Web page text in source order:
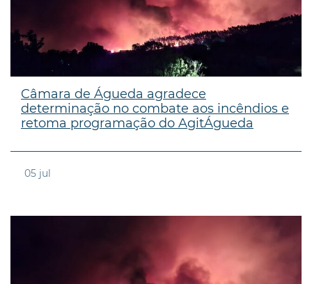
Câmara de Águeda agradece
determinação no combate aos incêndios e
retoma programação do AgitÁgueda
05 jul